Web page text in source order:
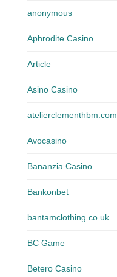
anonymous
Aphrodite Casino
Article
Asino Casino
atelierclementhbm.com
Avocasino
Bananzia Casino
Bankonbet
bantamclothing.co.uk
BC Game
Betero Casino